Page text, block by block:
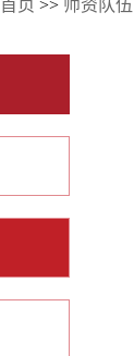
首页 >> 师资队伍